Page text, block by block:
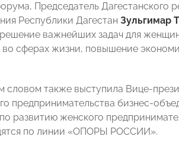
Председатель
Республики Дагестан Зульгимар
важнейших задач для
сферах жизни, повышение
словом также выступила Вице-
предпринимательства бизнес-
развитию женского
по линии «ОПОРЫ РОССИИ».